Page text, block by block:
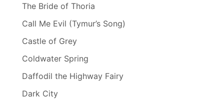
The Bride of Thoria
Call Me Evil (Tymur’s Song)
Castle of Grey
Coldwater Spring
Daffodil the Highway Fairy
Dark City